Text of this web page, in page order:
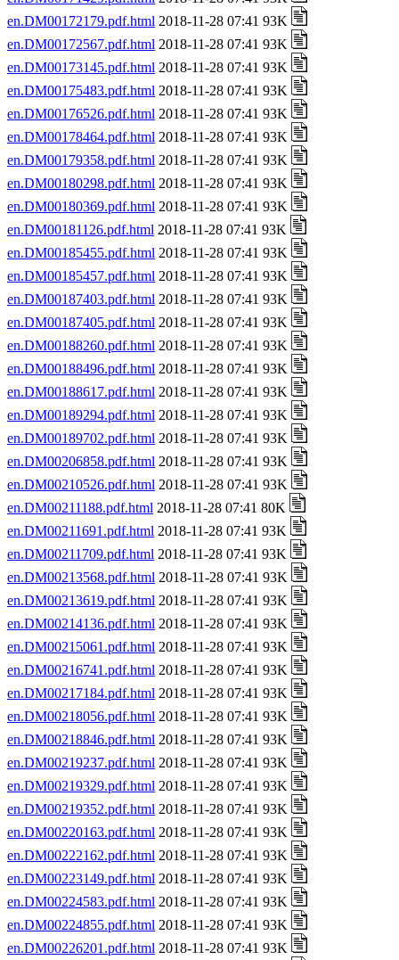
en.DM00172179.pdf.html 2018-11-28 07:41 93K
en.DM00172567.pdf.html 2018-11-28 07:41 93K
en.DM00173145.pdf.html 2018-11-28 07:41 93K
en.DM00175483.pdf.html 2018-11-28 07:41 93K
en.DM00176526.pdf.html 2018-11-28 07:41 93K
en.DM00178464.pdf.html 2018-11-28 07:41 93K
en.DM00179358.pdf.html 2018-11-28 07:41 93K
en.DM00180298.pdf.html 2018-11-28 07:41 93K
en.DM00180369.pdf.html 2018-11-28 07:41 93K
en.DM00181126.pdf.html 2018-11-28 07:41 93K
en.DM00185455.pdf.html 2018-11-28 07:41 93K
en.DM00185457.pdf.html 2018-11-28 07:41 93K
en.DM00187403.pdf.html 2018-11-28 07:41 93K
en.DM00187405.pdf.html 2018-11-28 07:41 93K
en.DM00188260.pdf.html 2018-11-28 07:41 93K
en.DM00188496.pdf.html 2018-11-28 07:41 93K
en.DM00188617.pdf.html 2018-11-28 07:41 93K
en.DM00189294.pdf.html 2018-11-28 07:41 93K
en.DM00189702.pdf.html 2018-11-28 07:41 93K
en.DM00206858.pdf.html 2018-11-28 07:41 93K
en.DM00210526.pdf.html 2018-11-28 07:41 93K
en.DM00211188.pdf.html 2018-11-28 07:41 80K
en.DM00211691.pdf.html 2018-11-28 07:41 93K
en.DM00211709.pdf.html 2018-11-28 07:41 93K
en.DM00213568.pdf.html 2018-11-28 07:41 93K
en.DM00213619.pdf.html 2018-11-28 07:41 93K
en.DM00214136.pdf.html 2018-11-28 07:41 93K
en.DM00215061.pdf.html 2018-11-28 07:41 93K
en.DM00216741.pdf.html 2018-11-28 07:41 93K
en.DM00217184.pdf.html 2018-11-28 07:41 93K
en.DM00218056.pdf.html 2018-11-28 07:41 93K
en.DM00218846.pdf.html 2018-11-28 07:41 93K
en.DM00219237.pdf.html 2018-11-28 07:41 93K
en.DM00219329.pdf.html 2018-11-28 07:41 93K
en.DM00219352.pdf.html 2018-11-28 07:41 93K
en.DM00220163.pdf.html 2018-11-28 07:41 93K
en.DM00222162.pdf.html 2018-11-28 07:41 93K
en.DM00223149.pdf.html 2018-11-28 07:41 93K
en.DM00224583.pdf.html 2018-11-28 07:41 93K
en.DM00224855.pdf.html 2018-11-28 07:41 93K
en.DM00226201.pdf.html 2018-11-28 07:41 93K